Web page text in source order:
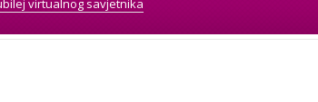
virtualnog savjetnika